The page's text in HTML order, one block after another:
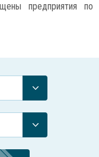
предприятия по